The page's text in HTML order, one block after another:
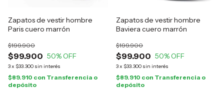
Zapatos de vestir hombre
Paris cuero marrón
$99.900
$199.900
50% OFF
3x $33.300 sin interés
$89.910 con Transferencia o
depósito
Zapatos de vestir hombre
Baviera cuero marrón
$99.900
$199.900
50% OFF
3x $33.300 sin interés
$89.910 con Transferencia o
depósito